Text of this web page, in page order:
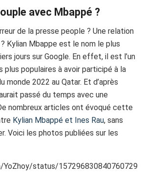
avec Mbappé ?
de la presse people ? Une relation
Kylian Mbappe est le nom le plus
jours sur Google. En effet, il est l’un
populaires à avoir participé à la
monde 2022 au Qatar. Et d’après
passé du temps avec une
nombreux articles ont évoqué cette
Kylian Mbappé et Ines Rau, sans
Voici les photos publiées sur les
status/157296830840760729